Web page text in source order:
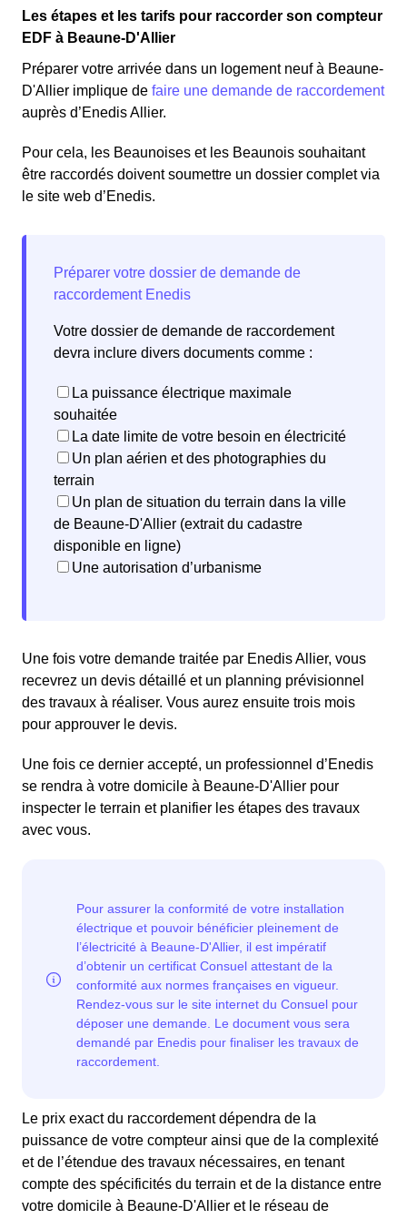
Les étapes et les tarifs pour raccorder son compteur
EDF à Beaune-D'Allier
Préparer votre arrivée dans un logement neuf à Beaune-
D'Allier implique de faire une demande de raccordement
auprès d’Enedis Allier.
Pour cela, les Beaunoises et les Beaunois souhaitant
être raccordés doivent soumettre un dossier complet via
le site web d’Enedis.
Votre dossier de demande de raccordement
devra inclure divers documents comme :
La puissance électrique maximale
souhaitée
La date limite de votre besoin en électricité
Un plan aérien et des photographies du
terrain
Un plan de situation du terrain dans la ville
de Beaune-D'Allier (extrait du cadastre
disponible en ligne)
Une autorisation d’urbanisme
Une fois votre demande traitée par Enedis Allier, vous
recevrez un devis détaillé et un planning prévisionnel
des travaux à réaliser. Vous aurez ensuite trois mois
pour approuver le devis.
Une fois ce dernier accepté, un professionnel d’Enedis
se rendra à votre domicile à Beaune-D'Allier pour
inspecter le terrain et planifier les étapes des travaux
avec vous.
Le prix exact du raccordement dépendra de la
puissance de votre compteur ainsi que de la complexité
et de l’étendue des travaux nécessaires, en tenant
compte des spécificités du terrain et de la distance entre
votre domicile à Beaune-D'Allier et le réseau de